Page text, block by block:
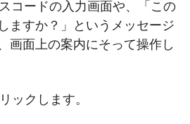
コードの入力画面や、「この
ますか？」というメッセージ
画面上の案内にそって操作し
ックします。